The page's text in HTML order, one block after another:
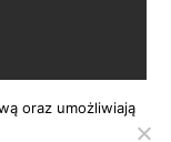
oraz umożliwiają